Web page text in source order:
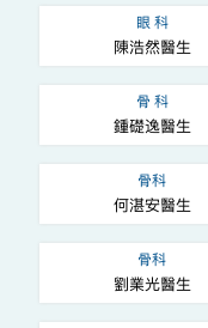
眼 科
陳浩然醫生
骨 科
鍾礎逸醫生
骨科
何湛安醫生
骨科
劉業光醫生